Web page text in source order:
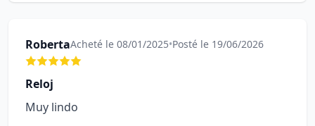
RobertaAcheté le 08/01/2025•Posté le 19/06/2026
Reloj
Muy lindo